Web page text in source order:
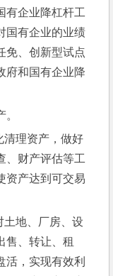
有企业降杠杆工
国有企业的业绩
免、创新型试点
府和国有企业降
清理资产，做好
、财产评估等工
资产达到可交易
土地、厂房、设
售、转让、租
活，实现有效利